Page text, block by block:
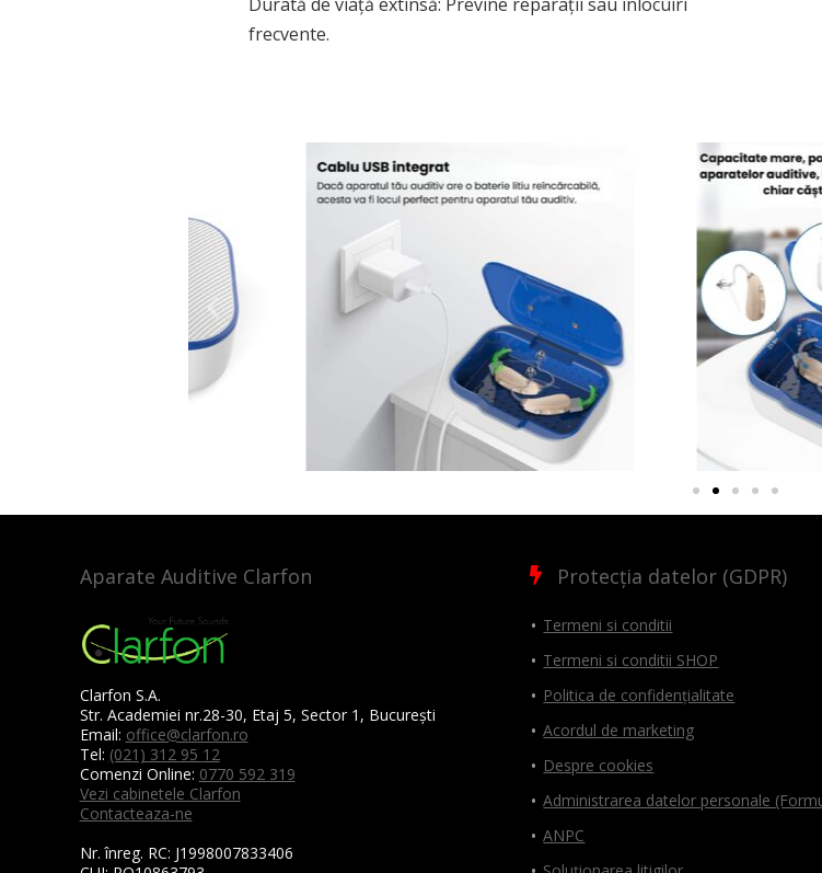
frecvente.
Aparate Auditive Clarfon
Clarfon S.A.
Str. Academiei nr.28-30, Etaj 5, Sector 1, București
Email: office@clarfon.ro
Tel: (021) 312 95 12
Comenzi Online: 0770 592 319
Vezi cabinetele Clarfon
Contacteaza-ne
Nr. înreg. RC: J1998007833406
Protecția datelor (GDPR)
Termeni si conditii
Termeni si conditii SHOP
Politica de confidențialitate
Acordul de marketing
Despre cookies
Administrarea datelor personale
ANPC